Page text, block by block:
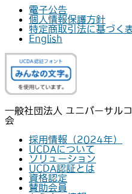
電子公告
個人情報保護方針
特定商取引法に基づく
English
一般社団法人 ユニバーサル
会
採用情報（2024年）
UCDAについて
ソリューション
UCDA認証とは
資格認定
賛助会員